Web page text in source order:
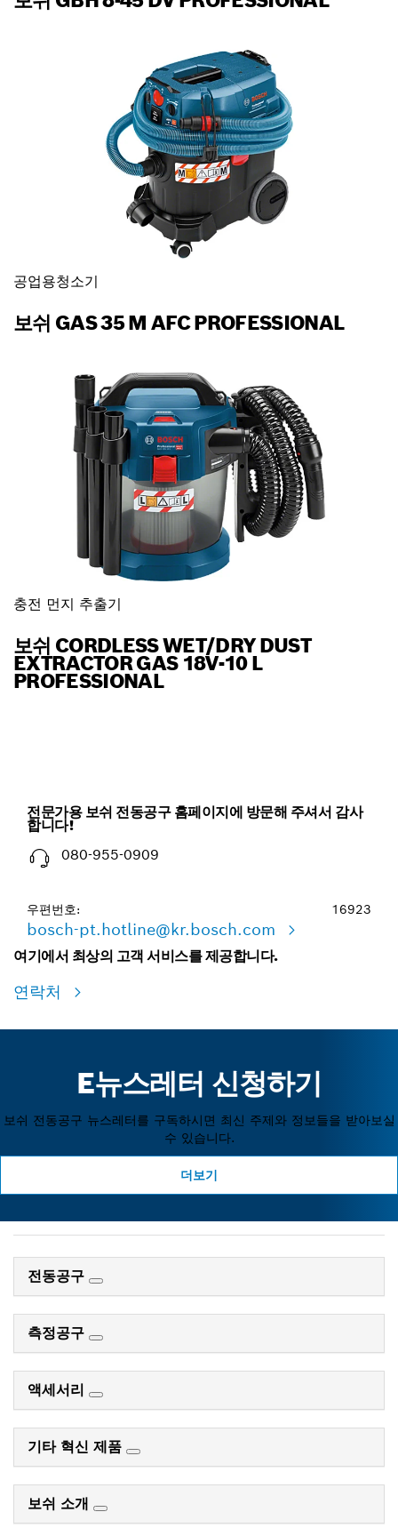
공업용청소기
보쉬 GAS 35 M AFC PROFESSIONAL
충전 먼지 추출기
보쉬 CORDLESS WET/DRY DUST
EXTRACTOR GAS 18V-10 L
PROFESSIONAL
전문가용 보쉬 전동공구 홈페이지에 방문해 주셔서 감사
합니다!
080-955-0909
우편번호: 16923
bosch-pt.hotline@kr.bosch.com
여기에서 최상의 고객 서비스를 제공합니다.
연락처
E뉴스레터 신청하기
보쉬 전동공구 뉴스레터를 구독하시면 최신 주제와 정보들을 받아보실
수 있습니다.
더보기
전동공구
측정공구
액세서리
기타 혁신 제품
보쉬 소개